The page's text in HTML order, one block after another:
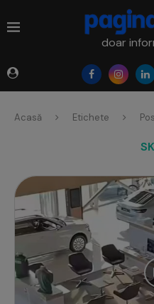
doar
Acasă Etichete